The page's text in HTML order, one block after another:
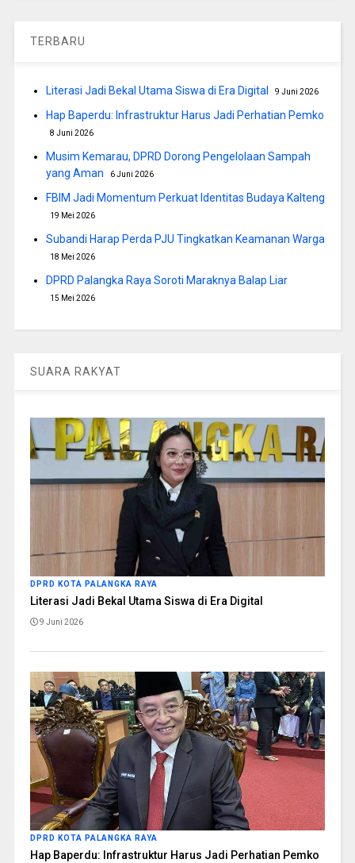
TERBARU
Literasi Jadi Bekal Utama Siswa di Era Digital 9 Juni 2026
Hap Baperdu: Infrastruktur Harus Jadi Perhatian Pemko
8 Juni 2026
Musim Kemarau, DPRD Dorong Pengelolaan Sampah
yang Aman
6 Juni 2026
FBIM Jadi Momentum Perkuat Identitas Budaya Kalteng
19 Mei 2026
Subandi Harap Perda PJU Tingkatkan Keamanan Warga
18 Mei 2026
DPRD Palangka Raya Soroti Maraknya Balap Liar
15 Mei 2026
SUARA RAKYAT
DPRD KOTA PALANGKA RAYA
Literasi Jadi Bekal Utama Siswa di Era Digital
9 Juni 2026
DPRD KOTA PALANGKA RAYA
Hap Baperdu: Infrastruktur Harus Jadi Perhatian Pemko